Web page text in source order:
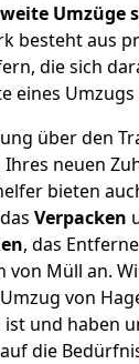
Umzüge
besteht aus
die sich
eines
über den
neuen
bieten
Verpacken
, das
von Müll an.
von
ist und haben
die